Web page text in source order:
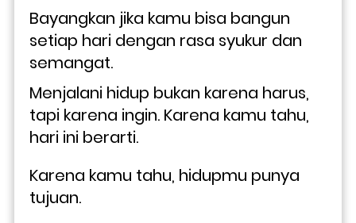
Bayangkan jika kamu bisa bangun
setiap hari dengan rasa syukur dan
semangat.
Menjalani hidup bukan karena harus,
tapi karena ingin. Karena kamu tahu,
hari ini berarti.
Karena kamu tahu, hidupmu punya
tujuan.